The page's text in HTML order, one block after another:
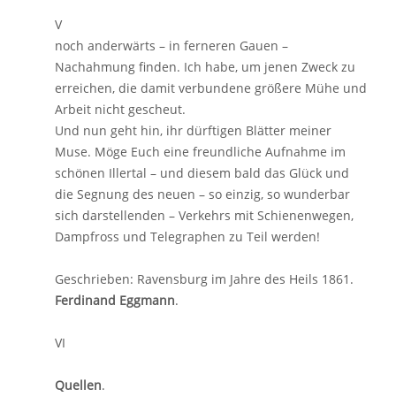
V
noch anderwärts – in ferneren Gauen –
Nachahmung finden. Ich habe, um jenen Zweck zu
erreichen, die damit verbundene größere Mühe und
Arbeit nicht gescheut.
Und nun geht hin, ihr dürftigen Blätter meiner
Muse. Möge Euch eine freundliche Aufnahme im
schönen Illertal – und diesem bald das Glück und
die Segnung des neuen – so einzig, so wunderbar
sich darstellenden – Verkehrs mit Schienenwegen,
Dampfross und Telegraphen zu Teil werden!
Geschrieben: Ravensburg im Jahre des Heils 1861.
Ferdinand Eggmann.
VI
Quellen.